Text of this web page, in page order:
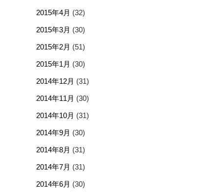
2015年4月 (32)
2015年3月 (30)
2015年2月 (51)
2015年1月 (30)
2014年12月 (31)
2014年11月 (30)
2014年10月 (31)
2014年9月 (30)
2014年8月 (31)
2014年7月 (31)
2014年6月 (30)